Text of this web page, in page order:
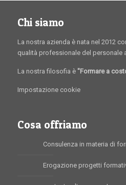
Chi siamo
La nostra azienda è nata nel 2012
qualità professionale del personale
La nostra filosofia è "Formare a
Impostazione cookie
Cosa offriamo
Consulenza in materia di
Erogazione progetti